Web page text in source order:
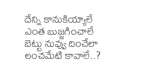
దేన్ని కానుకియ్యాలే
ఎంత బుజ్జగించాలే
బెట్టు నువ్వు దించేలా
లంచమేటి కావాలే..?